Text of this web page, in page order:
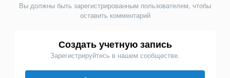
Вы должны быть зарегистрированным пользователем, чтобы
оставить комментарий
Создать учетную запись
Зарегистрируйтесь в нашем сообществе.